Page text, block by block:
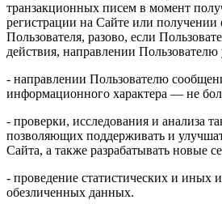
транзакционных писем в момент
регистрации на Сайте или получении
Пользователя, разово, если
действия, направлении
- направлении Пользователю
информационного характера — не
- проверки, исследования и анализа
позволяющих поддерживать и
Сайта, а также разрабатывать новые
- проведение статистических и иных
обезличенных данных.